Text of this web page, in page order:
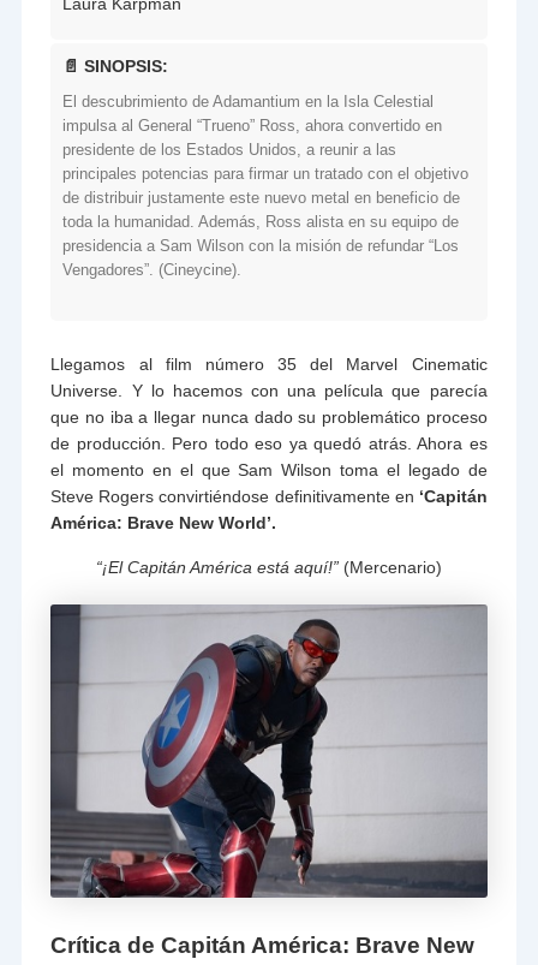
📄 SINOPSIS:
El descubrimiento de Adamantium en la Isla Celestial
impulsa al General “Trueno” Ross, ahora convertido en
presidente de los Estados Unidos, a reunir a las
principales potencias para firmar un tratado con el objetivo
de distribuir justamente este nuevo metal en beneficio de
toda la humanidad. Además, Ross alista en su equipo de
presidencia a Sam Wilson con la misión de refundar “Los
Vengadores”. (Cineycine).
Llegamos al film número 35 del Marvel Cinematic
Universe. Y lo hacemos con una película que parecía
que no iba a llegar nunca dado su problemático proceso
de producción. Pero todo eso ya quedó atrás. Ahora es
el momento en el que Sam Wilson toma el legado de
Steve Rogers convirtiéndose definitivamente en ‘Capitán
América: Brave New World’.
“¡El Capitán América está aquí!” (Mercenario)
Crítica de Capitán América: Brave New